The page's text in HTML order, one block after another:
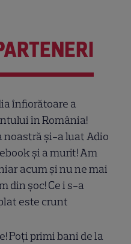
înfiorătoare a
în România!
noastră și-a luat Adio
și a murit! Am
acum și nu ne mai
din șoc! Ce i s-a
este crunt
Poți primi bani de la